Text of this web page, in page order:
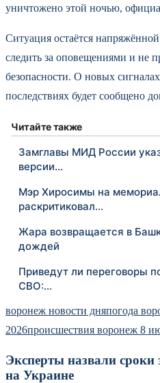
уничтожено этой ночью,
Ситуация остаётся
следить за оповещениями и не
безопасности. О новых
последствиях будет сообщено
Читайте также
Замглавы МИД России
версии…
Мэр Хиросимы на
раскритиковал…
Жара возвращается в
дождей
Приведут ли переговоры
СВО:…
воронеж новости дняпогода
2026происшествия воронеж 8
Эксперты назвали
на Украине